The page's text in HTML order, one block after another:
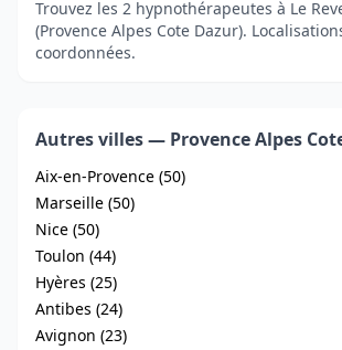
Trouvez les 2 hypnothérapeutes à Le
(Provence Alpes Cote Dazur).
coordonnées.
Autres villes — Provence Alpes
Aix-en-Provence (50)
Marseille (50)
Nice (50)
Toulon (44)
Hyères (25)
Antibes (24)
Avignon (23)